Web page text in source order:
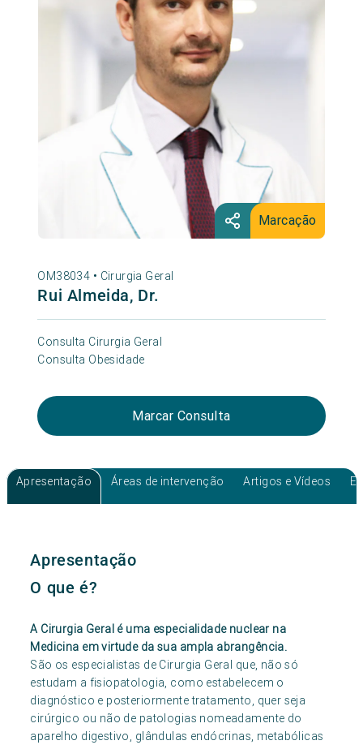
Marcação
OM38034 • Cirurgia Geral
Rui Almeida, Dr.
Consulta Cirurgia Geral
Consulta Obesidade
Marcar Consulta
Apresentação Áreas de intervenção Artigos e Vídeos
Apresentação
O que é?
A Cirurgia Geral é uma especialidade nuclear na
Medicina em virtude da sua ampla abrangência.
São os especialistas de Cirurgia Geral que, não só
estudam a fisiopatologia, como estabelecem o
diagnóstico e posteriormente tratamento, quer seja
cirúrgico ou não de patologias nomeadamente do
aparelho digestivo, glândulas endócrinas, metabólicas